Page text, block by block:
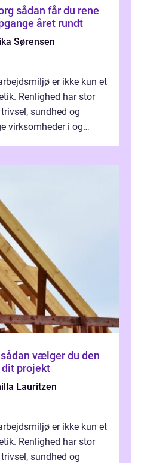
rene
året rundt
Sørensen
er ikke kun et
Renlighed har stor
sundhed og
virksomheder i og
projekt
Lauritzen
er ikke kun et
Renlighed har stor
sundhed og